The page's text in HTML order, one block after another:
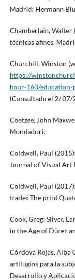
Madrid: Hermann
Chamberlain, Walter
técnicas afines.
Churchill, Winston
https://
hour-160/
(Consultado el 2/ 07/
Coetzee, John
Mondadori.
Coldwell, Paul
Journal of Visual Art
Coldwell, Paul
trade» The print
Cook, Greg; Silver,
in the Age of Dürer
Córdova Rojas, Alba
artilugios para la
Desarrollo y